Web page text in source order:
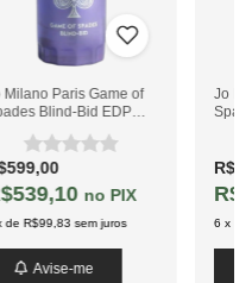
Almíscar
Milano Paris Game of
Blind-Bid EDP
PIX
de R$99,83 sem juros
Avise-me
Jo
6 x